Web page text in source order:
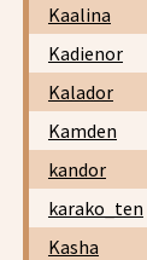
Kaalina
Kadienor
Kalador
Kamden
kandor
karako_ten
Kasha